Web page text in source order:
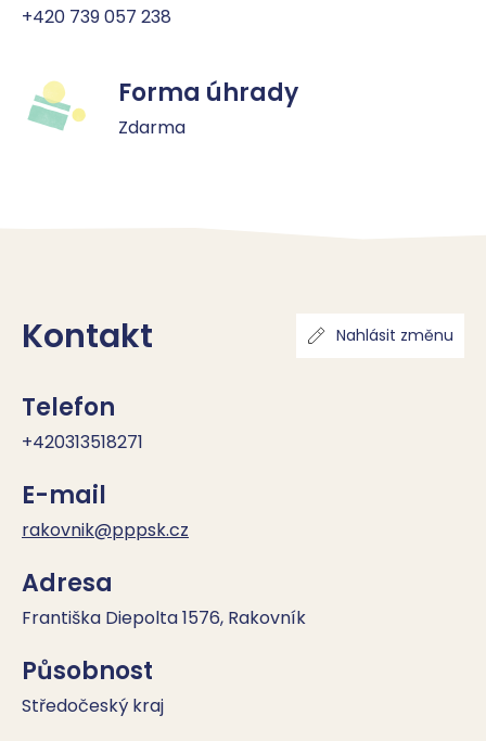
+420 739 057 238
Forma úhrady
Zdarma
Kontakt Nahlásit změnu
Telefon
+420313518271
E-mail
rakovnik@pppsk.cz
Adresa
Františka Diepolta 1576, Rakovník
Působnost
Středočeský kraj